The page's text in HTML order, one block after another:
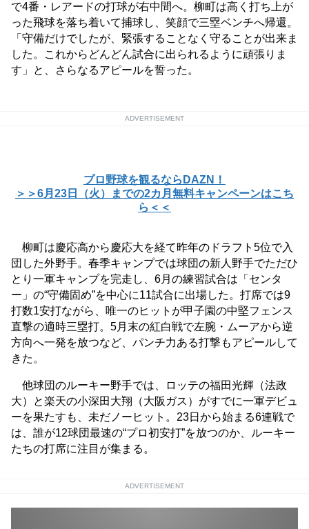
で4番・レアードの打球が右中間へ。柳町は高く打ち上が
った飛球を落ち着いて捕球し、笑顔で三塁ベンチへ帰還。
「守備だけでしたが、緊張することなく守ることが出来ま
した。これからどんどん試合に出られるように頑張りま
す」と、さらなるアピールを誓った。
ADVERTISEMENT
プロ野球を観るならDAZN！
＞＞6月23日（火）までの2カ月無料キャンペーンはこち
ら＜＜
柳町は慶応高から慶応大を経て昨年のドラフト5位で入
団した外野手。春季キャンプでは球団の新人野手でただひ
とり一軍キャンプを完走し、6月の練習試合は「センタ
ー」の“守備固め”を中心に11試合に出場した。打席では9
打数1安打ながら、唯一のヒットが甲子園の中堅フェンス
直撃の適時三塁打。5月末の紅白戦で左腕・ムーアから逆
方向へ一発を放つなど、パンチ力ある打撃もアピールして
きた。
他球団のルーキー野手では、ロッテの福田光輝（法政
大）と楽天の小深田大翔（大阪ガス）がすでに一軍デビュ
ーを果たすも、未だノーヒット。23日から始まる6連戦で
は、誰が12球団最速の“プロ初安打”を放つのか、ルーキー
たちの打席に注目が集まる。
ADVERTISEMENT